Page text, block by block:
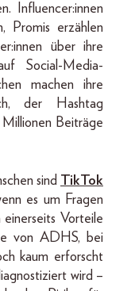
Influencer:innen
Promis erzählen
über ihre
Social-Media-
machen ihre
der Hashtag
Beiträge
sind
TikTok
es um Fragen
Vorteile
von ADHS, bei
kaum erforscht
wird –